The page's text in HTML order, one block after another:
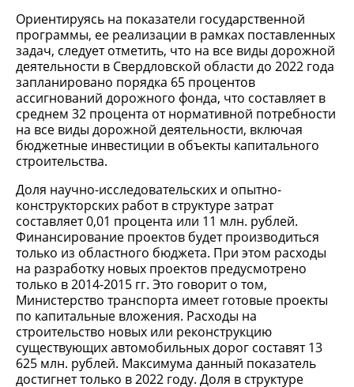
Ориентируясь на показатели государственной
программы, ее реализации в рамках поставленных
задач, следует отметить, что на все виды дорожной
деятельности в Свердловской области до 2022 года
запланировано порядка 65 процентов
ассигнований дорожного фонда, что составляет в
среднем 32 процента от нормативной потребности
на все виды дорожной деятельности, включая
бюджетные инвестиции в объекты капитального
строительства.
Доля научно-исследовательских и опытно-
конструкторских работ в структуре затрат
составляет 0,01 процента или 11 млн. рублей.
Финансирование проектов будет производиться
только из областного бюджета. При этом расходы
на разработку новых проектов предусмотрено
только в 2014-2015 гг. Это говорит о том,
Министерство транспорта имеет готовые проекты
по капитальные вложения. Расходы на
строительство новых или реконструкцию
существующих автомобильных дорог составят 13
625 млн. рублей. Максимума данный показатель
достигнет только в 2022 году. Доля в структуре